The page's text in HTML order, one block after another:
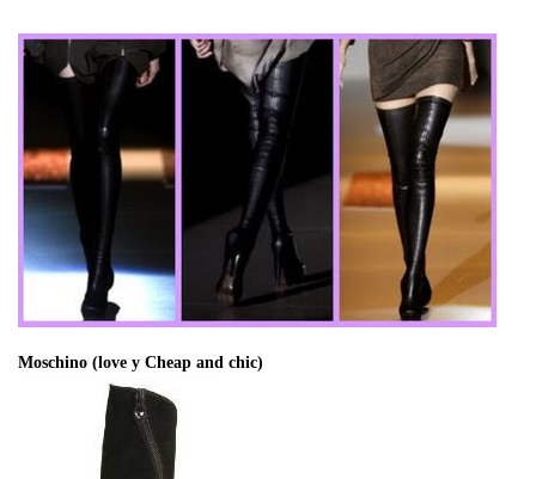
Moschino (love y Cheap and chic)